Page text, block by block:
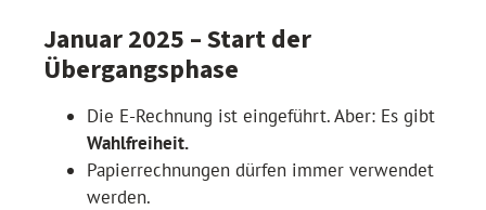
Januar 2025 – Start der
Übergangsphase
Die E-Rechnung ist eingeführt. Aber: Es gibt
Wahlfreiheit.
Papierrechnungen dürfen immer verwendet
werden.